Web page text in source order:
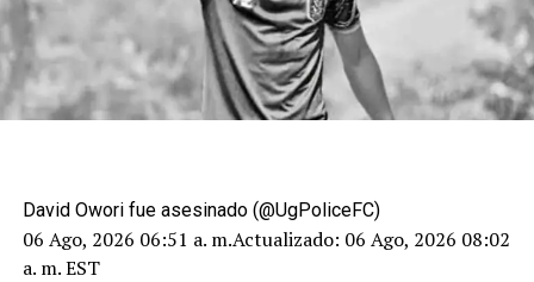
David Owori fue asesinado (@UgPoliceFC)
06 Ago, 2026 06:51 a. m.Actualizado: 06 Ago, 2026 08:02
a. m. EST